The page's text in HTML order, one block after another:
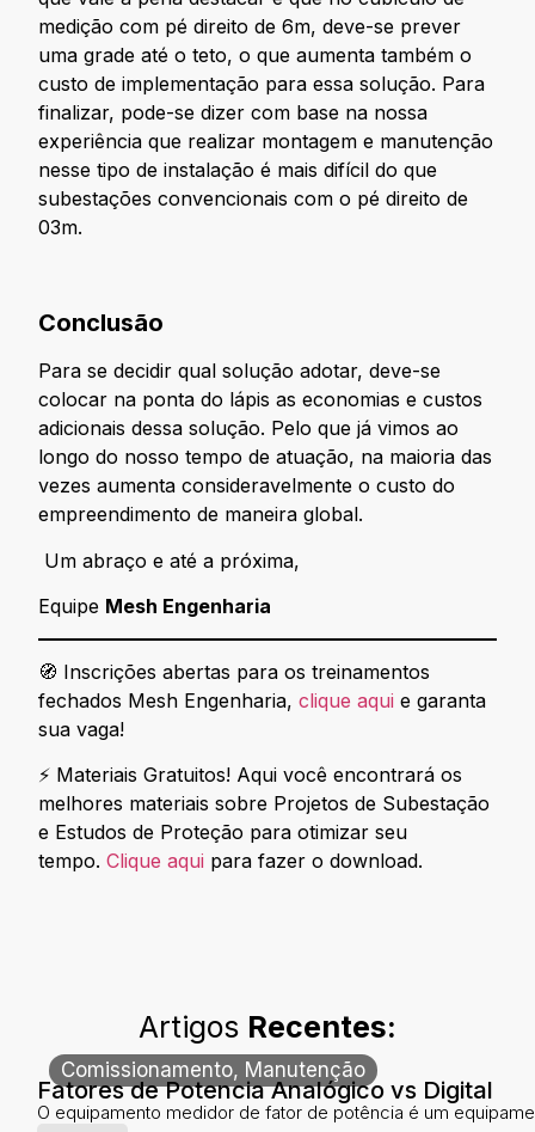
medição com pé direito de 6m, deve-se prever
uma grade até o teto, o que aumenta também o
custo de implementação para essa solução. Para
finalizar, pode-se dizer com base na nossa
experiência que realizar montagem e manutenção
nesse tipo de instalação é mais difícil do que
subestações convencionais com o pé direito de
03m.
Conclusão
Para se decidir qual solução adotar, deve-se
colocar na ponta do lápis as economias e custos
adicionais dessa solução. Pelo que já vimos ao
longo do nosso tempo de atuação, na maioria das
vezes aumenta consideravelmente o custo do
empreendimento de maneira global.
Um abraço e até a próxima,
Equipe Mesh Engenharia
🧭 Inscrições abertas para os treinamentos
fechados Mesh Engenharia,clique aqui e garanta
sua vaga!
⚡ Materiais Gratuitos! Aqui você encontrará os
melhores materiais sobre Projetos de Subestação
e Estudos de Proteção para otimizar seu
tempo.Clique aqui para fazer o download.
Artigos Recentes:
Comissionamento, Manutenção
Fatores de Potencia Analógico vs Digital
O equipamento medidor de fator de potência é um